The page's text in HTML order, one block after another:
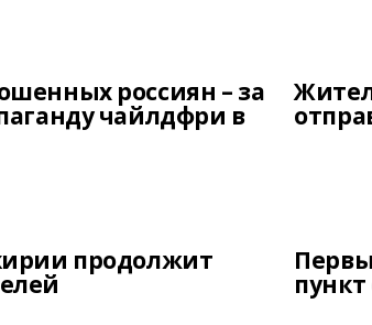
россиян – за
чайлдфри в
продолжит